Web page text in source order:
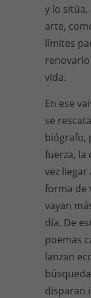
y lo
arte,
límites
vida.
En ese
se
biógrafo,
fuerza, la
vez
forma de
vayan
día. De
poemas
lanzan
disparan